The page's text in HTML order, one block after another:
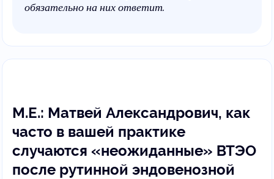
обязательно на них ответит.
М.Е.: Матвей Александрович, как
часто в вашей практике
случаются «неожиданные» ВТЭО
после рутинной эндовенозной